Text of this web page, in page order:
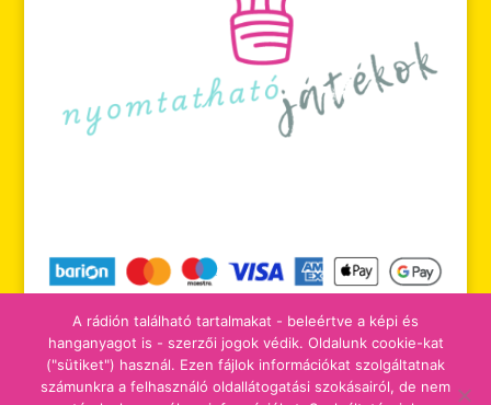
A rádión található tartalmakat - beleértve a képi és
hanganyagot is - szerzői jogok védik. Oldalunk cookie-kat
("sütiket") használ. Ezen fájlok információkat szolgáltatnak
számunkra a felhasználó oldallátogatási szokásairól, de nem